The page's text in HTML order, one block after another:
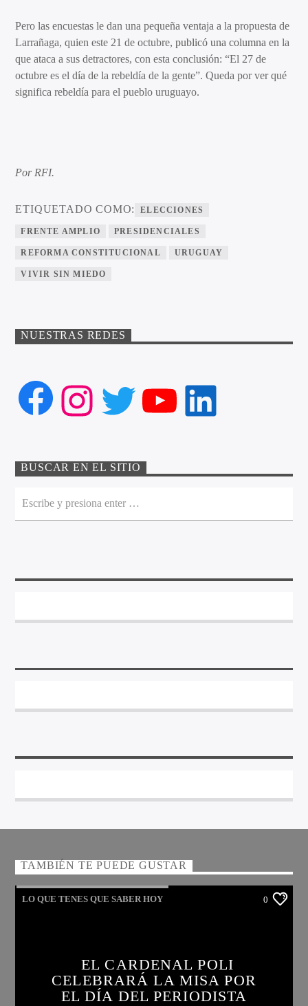
Pero las encuestas le dan una pequeña ventaja a la propuesta de
Larrañaga, quien este 21 de octubre,publicó una columna en la
que ataca a sus detractores, con esta conclusión: “El 27 de
octubre es el día de la rebeldía de la gente”. Queda por ver qué
significa rebeldía para el pueblo uruguayo.
Por RFI.
ETIQUETADO COMO: ELECCIONES
FRENTE AMPLIO PRESIDENCIALES
REFORMA CONSTITUCIONAL URUGUAY
VIVIR SIN MIEDO
NUESTRAS REDES
Facebook
Instagram
Twitter
YouTube
LinkedIn
BUSCAR EN EL SITIO
TAMBIÉN TE PUEDE GUSTAR
LO QUE TENES QUE SABER HOY 0
EL CARDENAL POLI
CELEBRARÁ LA MISA POR
EL DÍA DEL PERIODISTA